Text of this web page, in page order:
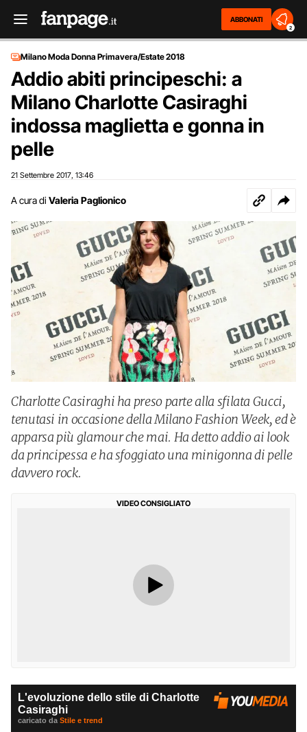
ABBONATI
2
Milano Moda Donna Primavera/Estate 2018
Addio abiti principeschi: a
Milano Charlotte Casiraghi
indossa maglietta e gonna in
pelle
21 Settembre 2017 13:46
A cura di Valeria Paglionico
Charlotte Casiraghi ha preso parte alla sfilata Gucci,
tenutasi in occasione della Milano Fashion Week, ed è
apparsa più glamour che mai. Ha detto addio ai look
da principessa e ha sfoggiato una minigonna di pelle
davvero rock.
VIDEO CONSIGLIATO